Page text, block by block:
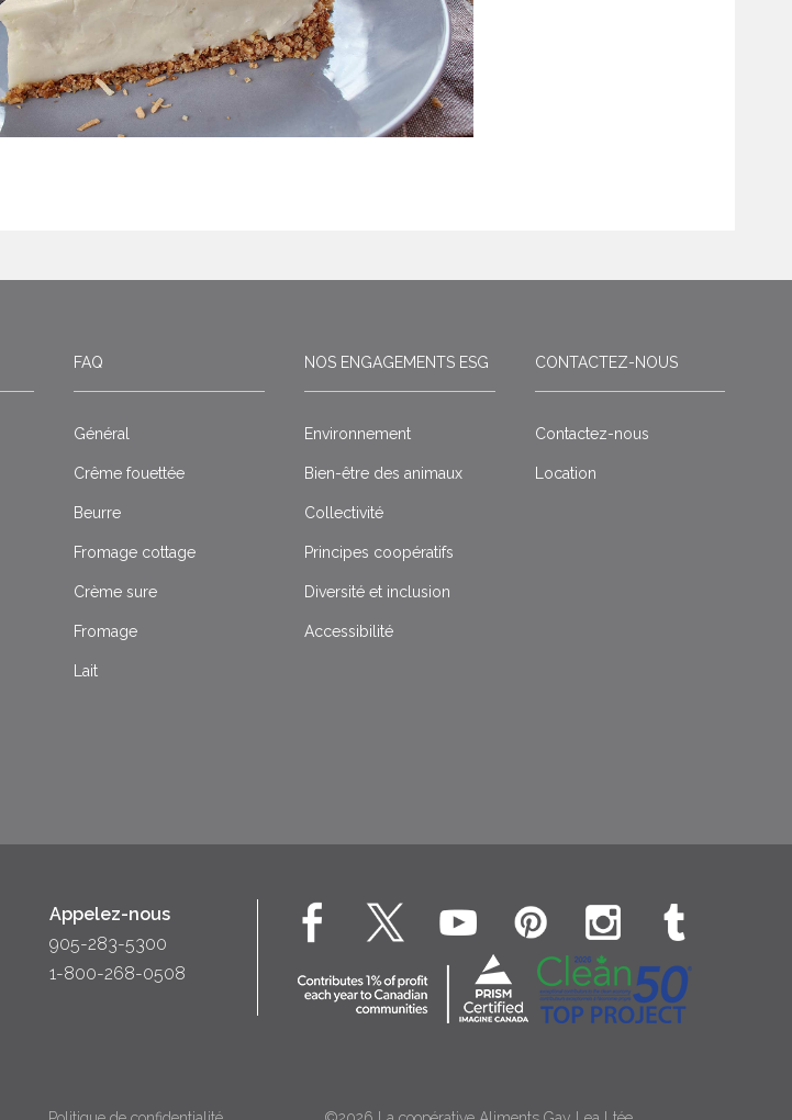
FAQ
Général
Crême fouettée
Beurre
Fromage cottage
Crème sure
Fromage
Lait
NOS ENGAGEMENTS ESG
Environnement
Bien-être des animaux
Collectivité
Principes coopératifs
Diversité et inclusion
Accessibilité
CONTACTEZ-NOUS
Contactez-nous
Location
Appelez-nous
905-283-5300
1-800-268-0508